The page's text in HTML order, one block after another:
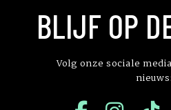
BLIJF OP
Volg onze sociale
nieuws: